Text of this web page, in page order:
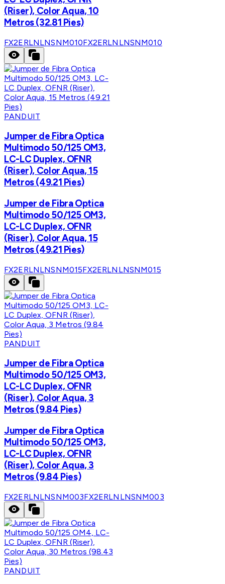
(Riser), Color Aqua, 10
Metros (32.81 Pies)
FX2ERLNLNSNM010FX2ERLNLNSNM010
PANDUIT
Jumper de Fibra Optica
Multimodo 50/125 OM3,
LC-LC Duplex, OFNR
(Riser), Color Aqua, 15
Metros (49.21 Pies)
Jumper de Fibra Optica
Multimodo 50/125 OM3,
LC-LC Duplex, OFNR
(Riser), Color Aqua, 15
Metros (49.21 Pies)
FX2ERLNLNSNM015FX2ERLNLNSNM015
PANDUIT
Jumper de Fibra Optica
Multimodo 50/125 OM3,
LC-LC Duplex, OFNR
(Riser), Color Aqua, 3
Metros (9.84 Pies)
Jumper de Fibra Optica
Multimodo 50/125 OM3,
LC-LC Duplex, OFNR
(Riser), Color Aqua, 3
Metros (9.84 Pies)
FX2ERLNLNSNM003FX2ERLNLNSNM003
PANDUIT